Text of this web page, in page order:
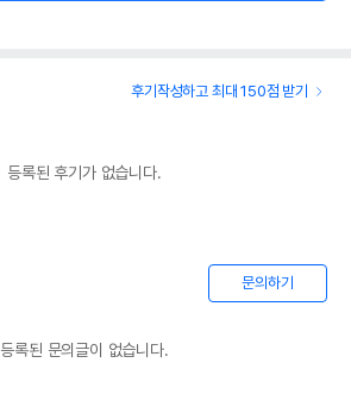
후기작성하고 최대 150점 받기
등록된 후기가 없습니다.
문의하기
등록된 문의글이 없습니다.